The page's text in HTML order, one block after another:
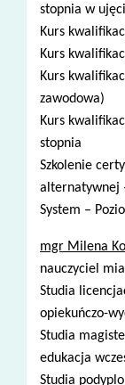
stopnia w
Kurs
Kurs
Kurs
zawodowa)
Kurs
stopnia
Szkolenie
alternatywnej
System –
mgr Milena
nauczyciel
Studia
opiekuńczo-
Studia
edukacja
Studia